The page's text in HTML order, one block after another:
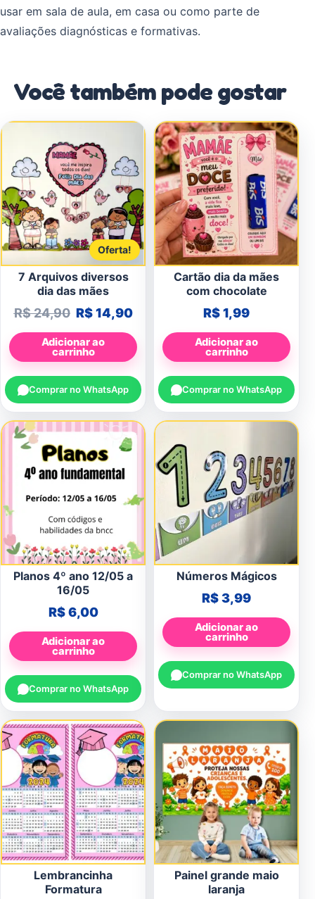
usar em sala de aula, em casa ou como parte de
avaliações diagnósticas e formativas.
Você também pode gostar
Oferta!
7 Arquivos diversos
dia das mães
R$24,90 O preço original era: R$ 24,90.
R$14,90O preço atual é: R$ 14,90.
Adicionar ao
carrinho
Comprar no WhatsApp
Cartão dia da mães
com chocolate
R$1,99
Adicionar ao
carrinho
Comprar no WhatsApp
Planos 4º ano 12/05 a
16/05
R$6,00
Adicionar ao
carrinho
Comprar no WhatsApp
Números Mágicos
R$3,99
Adicionar ao
carrinho
Comprar no WhatsApp
Lembrancinha
Formatura
Painel grande maio
laranja